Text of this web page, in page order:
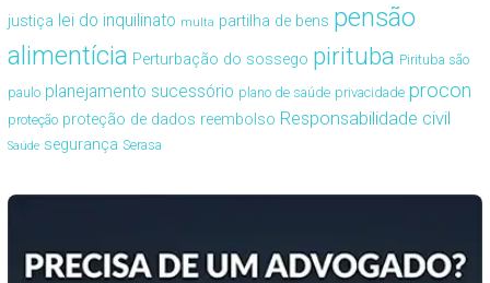
justiça lei do inquilinato multa partilha de bens pensão
alimentícia Perturbação do sossego pirituba Pirituba são
paulo planejamento sucessório plano de saúde privacidade procon
proteção proteção de dados reembolso Responsabilidade civil
Saúde segurança Serasa